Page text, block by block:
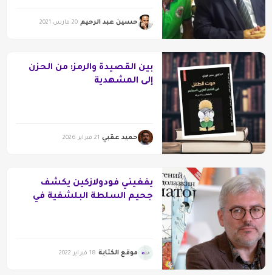
حسين عبد الرحيم 20 مارس 2021
بين القصيدة والرمز: من الحزن
إلى المشهدية
حميد عقبي 21 فبراير 2026
يفغيني فودولازكين يكشف
جحيم السلطة البلشفية في
موقع الكتابة 18 فبراير 2022